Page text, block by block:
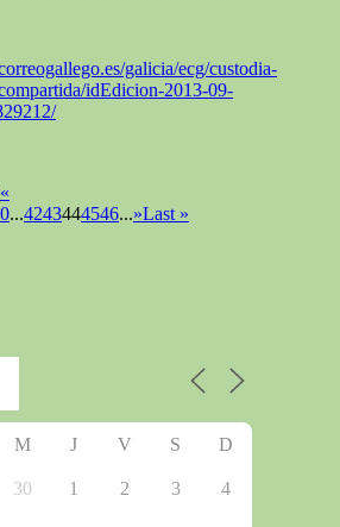
galicia/ecg/custodia-
idEdicion-2013-09-
«
...4243444546...»Last »
M J V S D
30 1 2 3 4